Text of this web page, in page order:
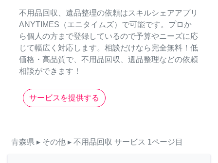
不用品回収、遺品整理の依頼はスキルシェアアプリ
ANYTIMES（エニタイムズ）で可能です。プロか
ら個人の方まで登録しているので予算やニーズに応
じて幅広く対応します。相談だけなら完全無料！低
価格・高品質で、不用品回収、遺品整理などの依頼
相談ができます！
サービスを提供する
青森県 ▸ その他 ▸ 不用品回収 サービス 1ページ目